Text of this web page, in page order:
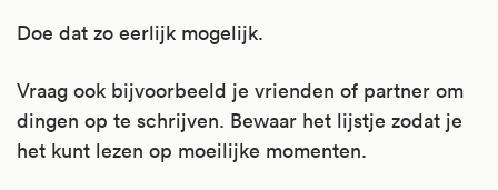
Doe dat zo eerlijk mogelijk.
Vraag ook bijvoorbeeld je vrienden of partner om
dingen op te schrijven. Bewaar het lijstje zodat je
het kunt lezen op moeilijke momenten.